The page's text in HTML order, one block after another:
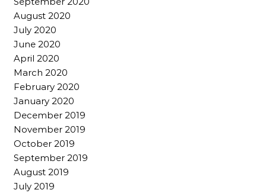
August 2020
July 2020
June 2020
April 2020
March 2020
February 2020
January 2020
December 2019
November 2019
October 2019
September 2019
August 2019
July 2019